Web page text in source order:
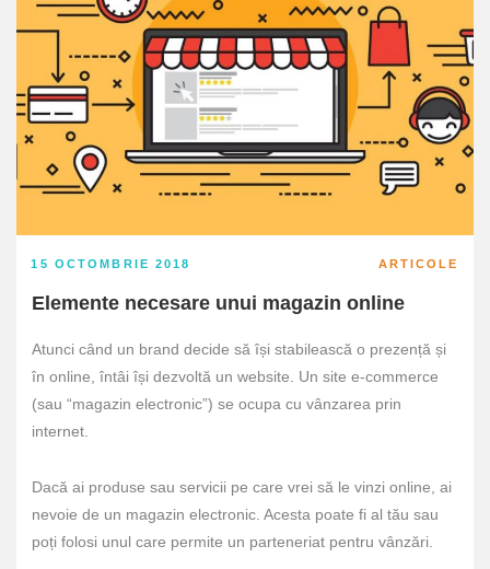
15 OCTOMBRIE 2018 ARTICOLE
Elemente necesare unui magazin online
Atunci când un brand decide să își stabilească o prezență și
în online, întâi își dezvoltă un website. Un site e-commerce
(sau “magazin electronic”) se ocupa cu vânzarea prin
internet.
Dacă ai produse sau servicii pe care vrei să le vinzi online, ai
nevoie de un magazin electronic. Acesta poate fi al tău sau
poți folosi unul care permite un parteneriat pentru vânzări.